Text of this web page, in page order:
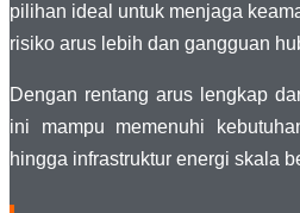
pilihan ideal untuk menjaga
risiko arus lebih dan gangguan
Dengan rentang arus lengkap
ini mampu memenuhi
hingga infrastruktur energi skala